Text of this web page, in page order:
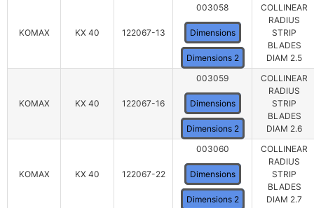
KOMAX KX 40 122067-13
003058
Dimensions
Dimensions 2
COLLINEAR
RADIUS
STRIP
BLADES
DIAM 2.5
KOMAX KX 40 122067-16
003059
Dimensions
Dimensions 2
COLLINEAR
RADIUS
STRIP
BLADES
DIAM 2.6
KOMAX KX 40 122067-22
003060
Dimensions
Dimensions 2
COLLINEAR
RADIUS
STRIP
BLADES
DIAM 2.7